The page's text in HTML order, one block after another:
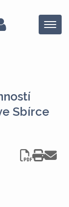
Menu
Sbírce